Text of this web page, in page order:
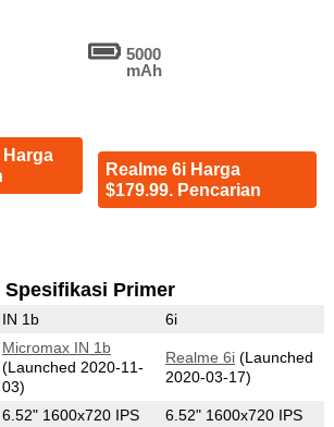
Harga
5000
mAh
Realme 6i Harga
$179.99. Pencarian
Spesifikasi Primer
IN 1b 6i
Micromax IN 1b
(Launched 2020-11-
03)
Realme 6i(Launched
2020-03-17)
6.52" 1600x720 IPS
6.52" 1600x720 IPS